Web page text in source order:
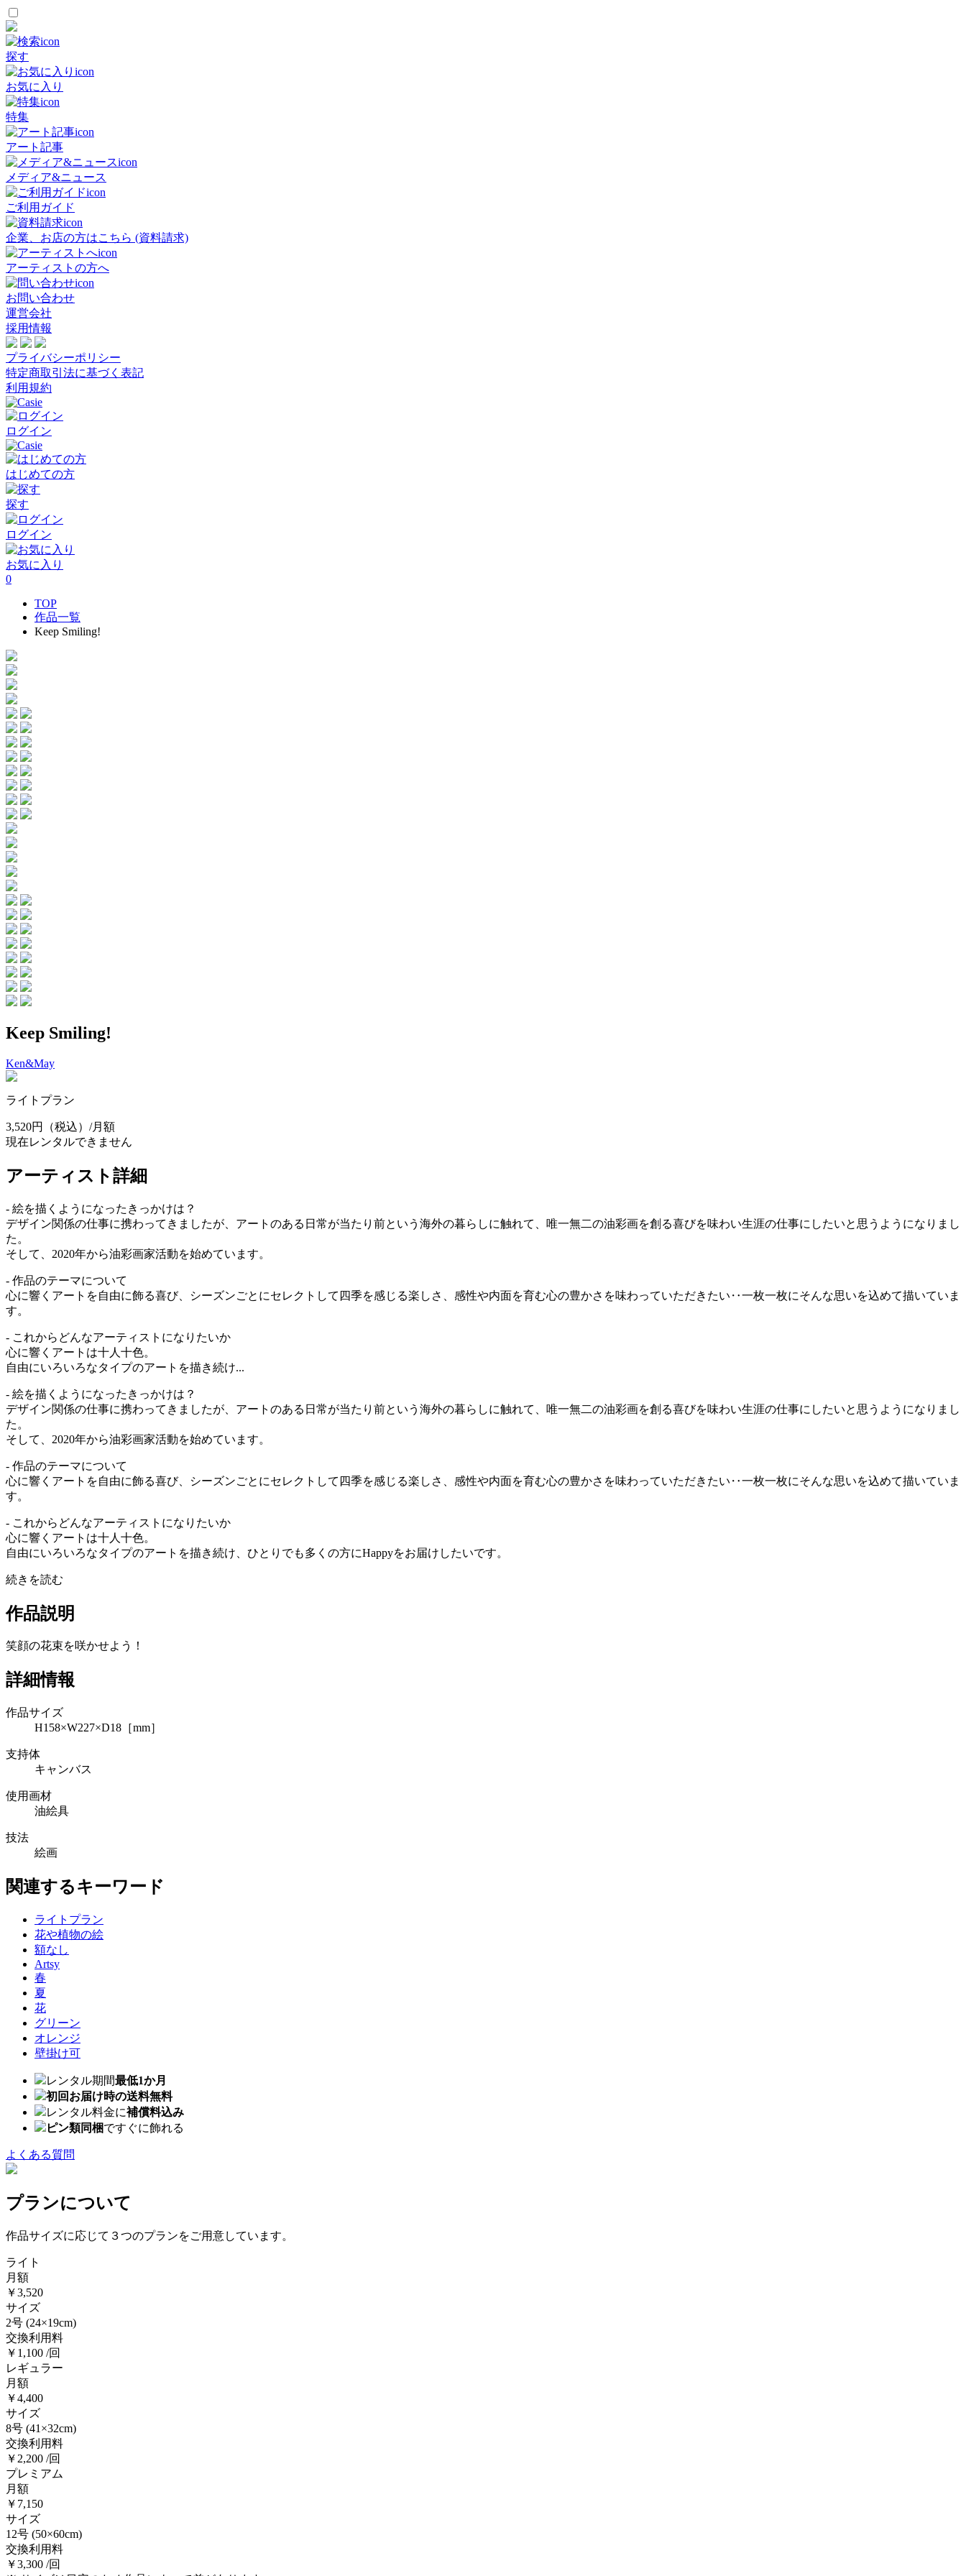
探す
お気に入り
特集
アート記事
メディア&ニュース
ご利用ガイド
企業、お店の方はこちら (資料請求)
アーティストの方へ
お問い合わせ
運営会社
採用情報
プライバシーポリシー
特定商取引法に基づく表記
利用規約
ログイン
はじめての方
探す
ログイン
お気に入り
0
TOP
作品一覧
Keep Smiling!
Keep Smiling!
Ken&May
ライトプラン
3,520円
（税込）/月額
現在レンタルできません
アーティスト詳細
- 絵を描くようになったきっかけは？
デザイン関係の仕事に携わってきましたが、アートのある日常が当たり前という海外の暮らしに触れて、唯一無二の油彩画を創る喜びを味わい生涯の仕事にしたいと思うようになりまし
た。
そして、2020年から油彩画家活動を始めています。
- 作品のテーマについて
心に響くアートを自由に飾る喜び、シーズンごとにセレクトして四季を感じる楽しさ、感性や内面を育む心の豊かさを味わっていただきたい‥一枚一枚にそんな思いを込めて描いていま
す。
- これからどんなアーティストになりたいか
心に響くアートは十人十色。
自由にいろいろなタイプのアートを描き続け...
- 絵を描くようになったきっかけは？
デザイン関係の仕事に携わってきましたが、アートのある日常が当たり前という海外の暮らしに触れて、唯一無二の油彩画を創る喜びを味わい生涯の仕事にしたいと思うようになりまし
た。
そして、2020年から油彩画家活動を始めています。
- 作品のテーマについて
心に響くアートを自由に飾る喜び、シーズンごとにセレクトして四季を感じる楽しさ、感性や内面を育む心の豊かさを味わっていただきたい‥一枚一枚にそんな思いを込めて描いていま
す。
- これからどんなアーティストになりたいか
心に響くアートは十人十色。
自由にいろいろなタイプのアートを描き続け、ひとりでも多くの方にHappyをお届けしたいです。
続きを読む
作品説明
笑顔の花束を咲かせよう！
詳細情報
作品サイズ
H158×W227×D18［mm］
支持体
キャンバス
使用画材
油絵具
技法
絵画
関連するキーワード
ライトプラン
花や植物の絵
額なし
Artsy
春
夏
花
グリーン
オレンジ
壁掛け可
レンタル期間最低1か月
初回お届け時の送料無料
レンタル料金に補償料込み
ピン類同梱ですぐに飾れる
よくある質問
プランについて
作品サイズに応じて３つのプランをご用意しています。
ライト
月額
￥3,520
サイズ
2号 (24×19cm)
交換利用料
￥1,100 /回
レギュラー
月額
￥4,400
サイズ
8号 (41×32cm)
交換利用料
￥2,200 /回
プレミアム
月額
￥7,150
サイズ
12号 (50×60cm)
交換利用料
￥3,300 /回